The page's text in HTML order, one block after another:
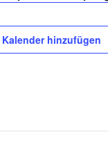
Kalender hinzufügen